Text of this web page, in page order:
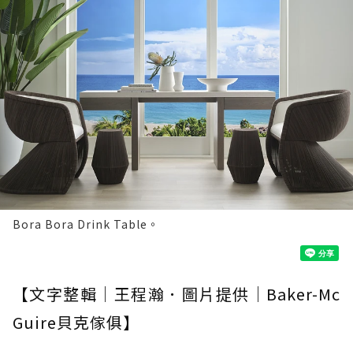
Bora Bora Drink Table。
【文字整輯｜王程瀚．圖片提供｜Baker-Mc
Guire貝克傢俱】